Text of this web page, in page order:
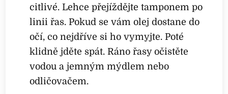
citlivé. Lehce přejíždějte tamponem po
linii řas. Pokud se vám olej dostane do
očí, co nejdříve si ho vymyjte. Poté
klidně jděte spát. Ráno řasy očistěte
vodou a jemným mýdlem nebo
odličovačem.